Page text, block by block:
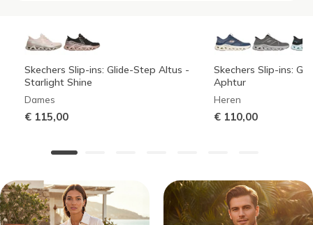
Skechers Slip-ins: Glide-Step Altus -
Starlight Shine
Dames
€ 115,00
Skechers Slip-ins:
Aphtur
Heren
€ 110,00